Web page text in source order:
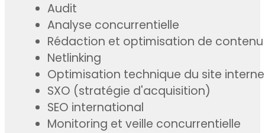
Audit
Analyse concurrentielle
Rédaction et optimisation de contenu
Netlinking
Optimisation technique du site
SXO (stratégie d'acquisition)
SEO international
Monitoring et veille concurrentielle